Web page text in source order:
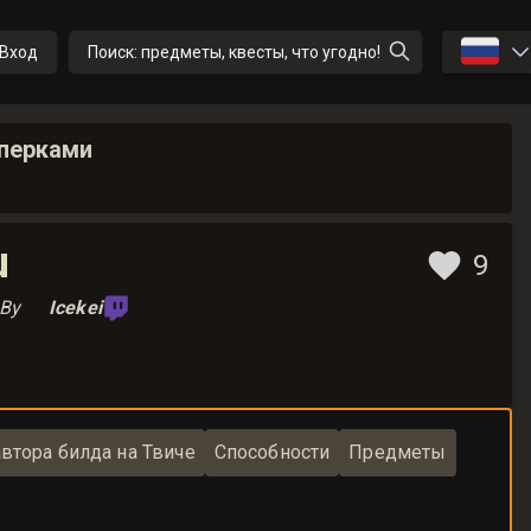
Поиск: предметы, квесты, что угодно! 🇷🇺
9
Icekei
билда на Твиче Способности Предметы